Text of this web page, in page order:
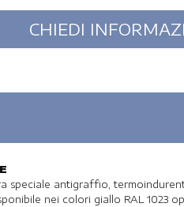
speciale antigraffio,
nei colori giallo RAL 1023